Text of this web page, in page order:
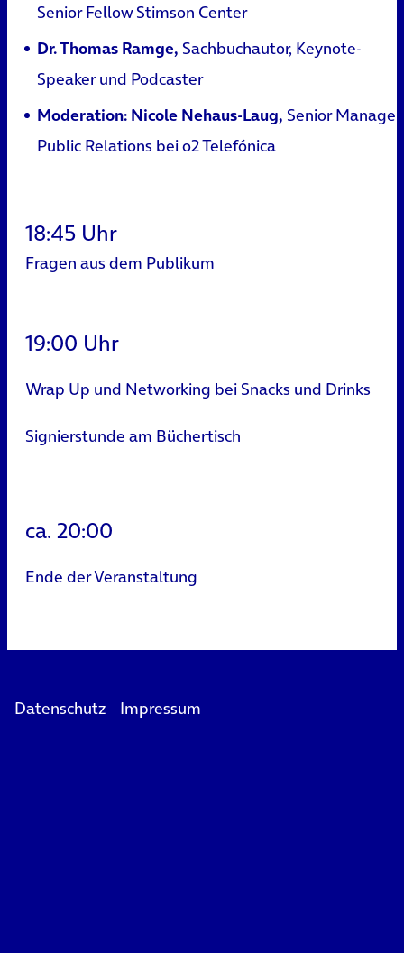
Senior Fellow Stimson Center
Dr. Thomas Ramge, Sachbuchautor, Keynote-
Speaker und Podcaster
Moderation: Nicole Nehaus-Laug, Senior Manager
Public Relations bei o2 Telefónica
18:45 Uhr
Fragen aus dem Publikum
19:00 Uhr
Wrap Up und Networking bei Snacks und Drinks
Signierstunde am Büchertisch
ca. 20:00
Ende der Veranstaltung
Datenschutz Impressum